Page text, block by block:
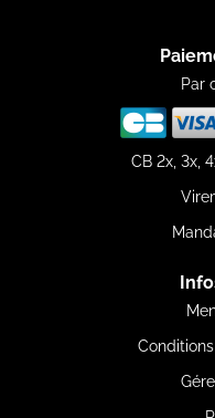
Par
CB 2x, 3x,